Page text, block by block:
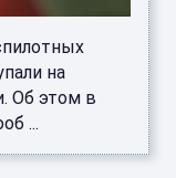
на
Об этом в
...